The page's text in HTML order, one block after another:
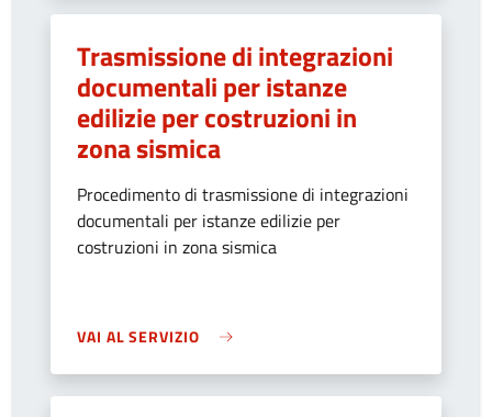
Trasmissione di integrazioni
documentali per istanze
edilizie per costruzioni in
zona sismica
Procedimento di trasmissione di integrazioni
documentali per istanze edilizie per
costruzioni in zona sismica
VAI AL SERVIZIO